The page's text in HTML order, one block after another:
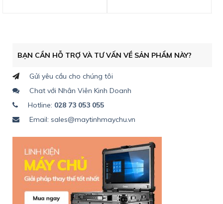
BẠN CẦN HỖ TRỢ VÀ TƯ VẤN VỀ SẢN PHẨM NÀY?
Gửi yêu cầu cho chúng tôi
Chat với Nhân Viên Kinh Doanh
Hotline: 028 73 053 055
Email: sales@maytinhmaychu.vn